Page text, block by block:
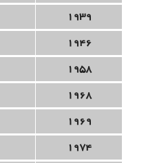
1939
1946
1958
1968
1969
1974